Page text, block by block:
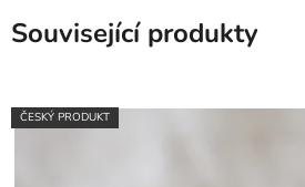
Související produkty
ČESKÝ PRODUKT